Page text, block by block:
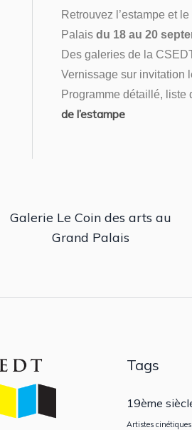
Retrouvez l’estampe et
Palais du 18 au 20
Des galeries de la
Vernissage sur invitation
Programme détaillé, liste
de l’estampe
Galerie Le Coin des arts au
Grand Palais
Tags
19ème
Artistes cinétiques